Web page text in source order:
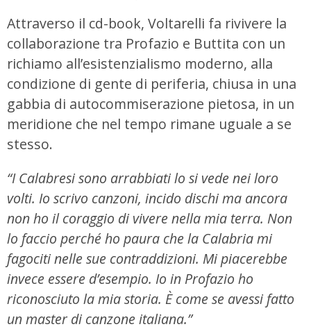
Attraverso il cd-book, Voltarelli fa rivivere la
collaborazione tra Profazio e Buttita con un
richiamo all’esistenzialismo moderno, alla
condizione di gente di periferia, chiusa in una
gabbia di autocommiserazione pietosa, in un
meridione che nel tempo rimane uguale a se
stesso.
“I Calabresi sono arrabbiati lo si vede nei loro
volti. Io scrivo canzoni, incido dischi ma ancora
non ho il coraggio di vivere nella mia terra. Non
lo faccio perché ho paura che la Calabria mi
fagociti nelle sue contraddizioni. Mi piacerebbe
invece essere d’esempio. Io in Profazio ho
riconosciuto la mia storia. È come se avessi fatto
un master di canzone italiana.”